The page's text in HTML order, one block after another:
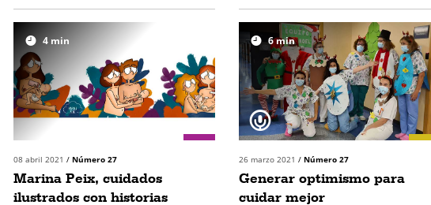
4 min
08 abril 2021 / Número 27
Marina Peix, cuidados
ilustrados con historias
6min
26 marzo 2021 / Número 27
Generar optimismo para
cuidar mejor